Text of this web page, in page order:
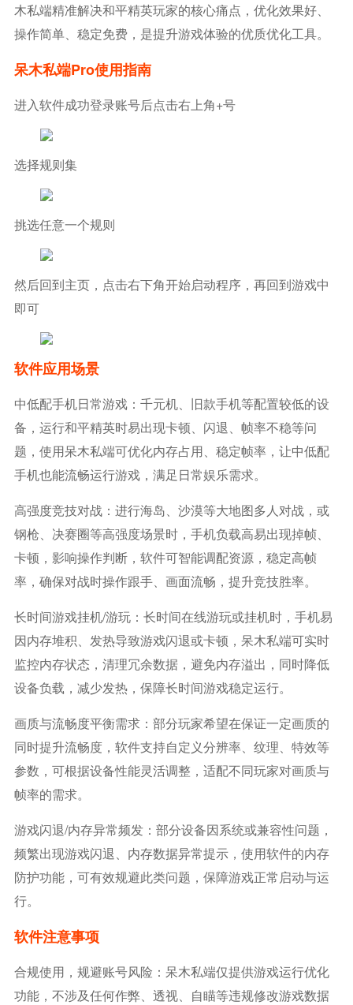
木私端精准解决和平精英玩家的核心痛点，优化效果好、
操作简单、稳定免费，是提升游戏体验的优质优化工具。
呆木私端pro使用指南
进入软件成功登录账号后点击右上角+号
选择规则集
挑选任意一个规则
然后回到主页，点击右下角开始启动程序，再回到游戏中
即可
软件应用场景
中低配手机日常游戏：千元机、旧款手机等配置较低的设
备，运行和平精英时易出现卡顿、闪退、帧率不稳等问
题，使用呆木私端可优化内存占用、稳定帧率，让中低配
手机也能流畅运行游戏，满足日常娱乐需求。
高强度竞技对战：进行海岛、沙漠等大地图多人对战，或
钢枪、决赛圈等高强度场景时，手机负载高易出现掉帧、
卡顿，影响操作判断，软件可智能调配资源，稳定高帧
率，确保对战时操作跟手、画面流畅，提升竞技胜率。
长时间游戏挂机/游玩：长时间在线游玩或挂机时，手机易
因内存堆积、发热导致游戏闪退或卡顿，呆木私端可实时
监控内存状态，清理冗余数据，避免内存溢出，同时降低
设备负载，减少发热，保障长时间游戏稳定运行。
画质与流畅度平衡需求：部分玩家希望在保证一定画质的
同时提升流畅度，软件支持自定义分辨率、纹理、特效等
参数，可根据设备性能灵活调整，适配不同玩家对画质与
帧率的需求。
游戏闪退/内存异常频发：部分设备因系统或兼容性问题，
频繁出现游戏闪退、内存数据异常提示，使用软件的内存
防护功能，可有效规避此类问题，保障游戏正常启动与运
行。
软件注意事项
合规使用，规避账号风险：呆木私端仅提供游戏运行优化
功能，不涉及任何作弊、透视、自瞄等违规修改游戏数据